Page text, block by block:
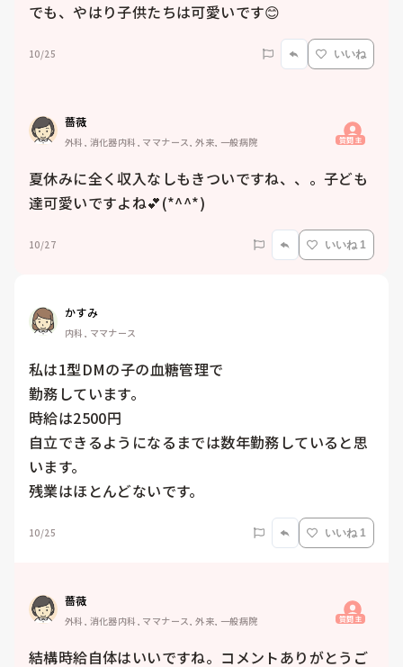
でも、やはり子供たちは可愛いです😊
10/25 いいね
薔薇
外科, 消化器内科, ママナース, 外来, 一般病院 質問主
夏休みに全く収入なしもきついですね、、。子ども
達可愛いですよね💕(*^^*)
10/27 いいね 1
かすみ
内科, ママナース
私は1型DMの子の血糖管理で
勤務しています。
時給は2500円
自立できるようになるまでは数年勤務していると思
います。
残業はほとんどないです。
10/25 いいね 1
薔薇
外科, 消化器内科, ママナース, 外来, 一般病院 質問主
結構時給自体はいいですね。コメントありがとうご